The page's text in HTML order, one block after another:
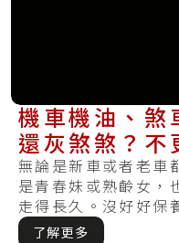
機車機油、煞
還灰煞煞？不
在曉得還不算
無論是新車或者老車
是青春妹或熟齡女，
走得長久。沒好好保
損壞.....
了解更多